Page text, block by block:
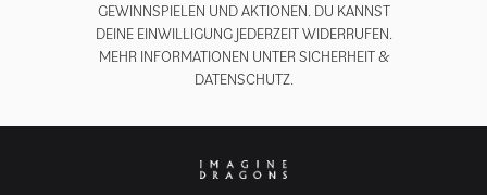
GEWINNSPIELEN UND AKTIONEN. DU KANNST
DEINE EINWILLIGUNG JEDERZEIT WIDERRUFEN.
MEHR INFORMATIONEN UNTERSICHERHEIT &
DATENSCHUTZ.